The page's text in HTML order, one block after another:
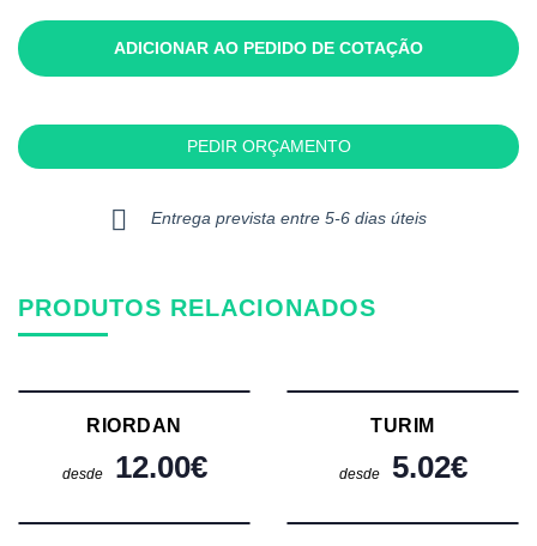
Turim
Ii
ADICIONAR AO PEDIDO DE COTAÇÃO
PEDIR ORÇAMENTO
Entrega prevista entre 5-6 dias úteis
PRODUTOS RELACIONADOS
RIORDAN
desde 12.00€
TURIM
desde 5.02€